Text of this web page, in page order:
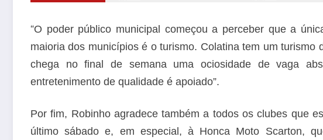
“O poder público municipal começou a perceber que a
maioria dos municípios é o turismo. Colatina tem um turismo
chega no final de semana uma ociosidade de vaga
entretenimento de qualidade é apoiado”.
Por fim, Robinho agradece também a todos os clubes que
último sábado e, em especial, à Honca Moto Scarton,